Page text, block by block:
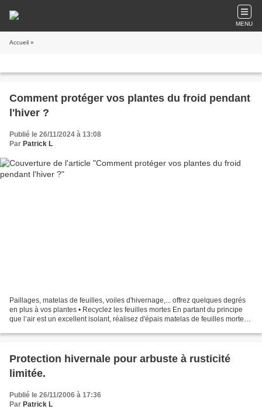
MENU
Accueil »
Comment protéger vos plantes du froid pendant
l'hiver ?
Publié le 26/11/2024 à 13:08
Par Patrick L
Paillages, matelas de feuilles, voiles d'hivernage,... offrez quelques degrés
en plus à vos plantes • Recyclez les feuilles mortes En partant du principe
que l’air est un excellent isolant, réalisez d'épais matelas de feuilles mortes
Protection hivernale pour arbuste à rusticité
limitée.
Publié le 26/11/2006 à 17:36
Par Patrick L